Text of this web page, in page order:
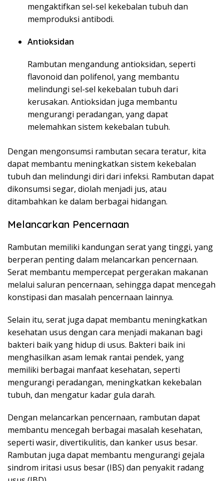
mengaktifkan sel-sel kekebalan tubuh dan
memproduksi antibodi.
Antioksidan
Rambutan mengandung antioksidan, seperti
flavonoid dan polifenol, yang membantu
melindungi sel-sel kekebalan tubuh dari
kerusakan. Antioksidan juga membantu
mengurangi peradangan, yang dapat
melemahkan sistem kekebalan tubuh.
Dengan mengonsumsi rambutan secara teratur, kita
dapat membantu meningkatkan sistem kekebalan
tubuh dan melindungi diri dari infeksi. Rambutan dapat
dikonsumsi segar, diolah menjadi jus, atau
ditambahkan ke dalam berbagai hidangan.
Melancarkan Pencernaan
Rambutan memiliki kandungan serat yang tinggi, yang
berperan penting dalam melancarkan pencernaan.
Serat membantu mempercepat pergerakan makanan
melalui saluran pencernaan, sehingga dapat mencegah
konstipasi dan masalah pencernaan lainnya.
Selain itu, serat juga dapat membantu meningkatkan
kesehatan usus dengan cara menjadi makanan bagi
bakteri baik yang hidup di usus. Bakteri baik ini
menghasilkan asam lemak rantai pendek, yang
memiliki berbagai manfaat kesehatan, seperti
mengurangi peradangan, meningkatkan kekebalan
tubuh, dan mengatur kadar gula darah.
Dengan melancarkan pencernaan, rambutan dapat
membantu mencegah berbagai masalah kesehatan,
seperti wasir, divertikulitis, dan kanker usus besar.
Rambutan juga dapat membantu mengurangi gejala
sindrom iritasi usus besar (IBS) dan penyakit radang